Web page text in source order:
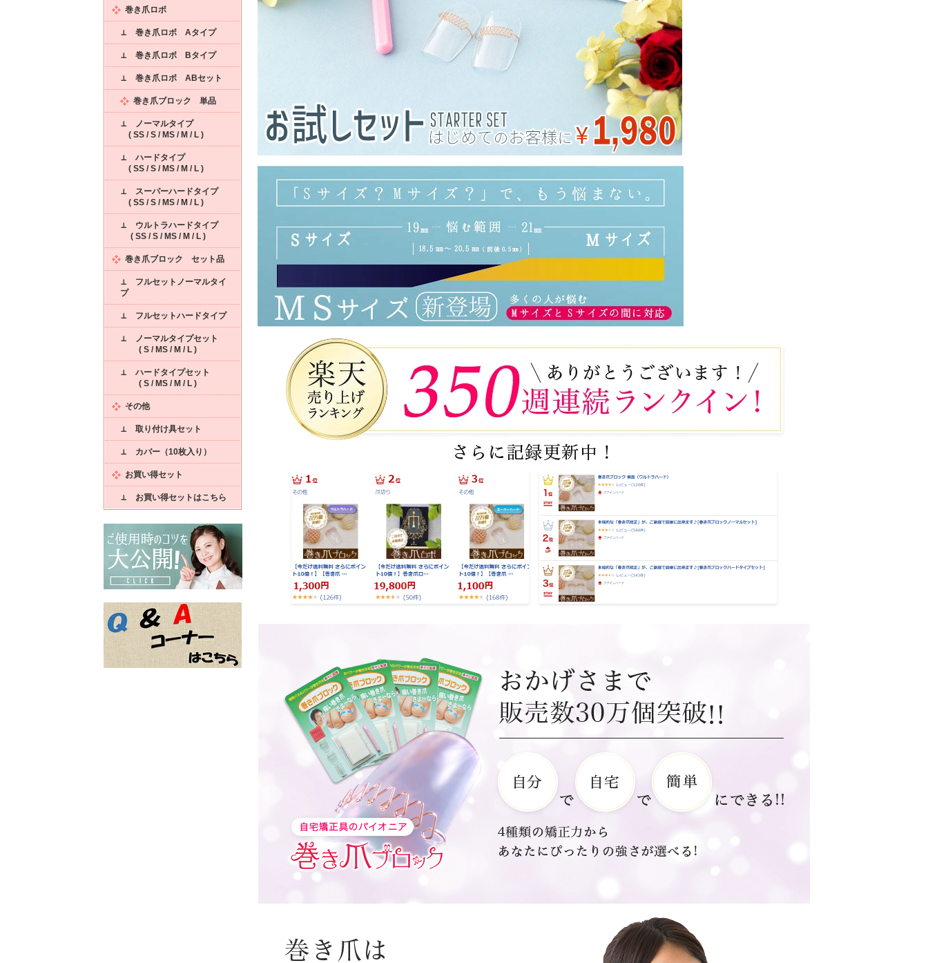
巻き爪ロボ
⊥ 巻き爪ロボ Aタイプ
⊥ 巻き爪ロボ Bタイプ
⊥ 巻き爪ロボ ABセット
巻き爪ブロック 単品
⊥ ノーマルタイプ
( SS / S / MS / M / L )
⊥ ハードタイプ
( SS / S / MS / M / L )
⊥ スーパーハードタイプ
( SS / S / MS / M / L )
⊥ ウルトラハードタイプ
( SS / S / MS / M / L )
巻き爪ブロック セット品
⊥ フルセットノーマルタイ
プ
⊥ フルセットハードタイプ
⊥ ノーマルタイプセット
( S / MS / M / L )
⊥ ハードタイプセット
( S / MS / M / L )
その他
⊥ 取り付け具セット
⊥ カバー（10枚入り）
お買い得セット
⊥ お買い得セットはこちら